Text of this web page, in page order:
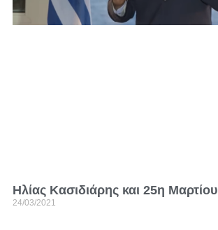
Ηλίας Κασιδιάρης και 25η Μαρτίου
24/03/2021